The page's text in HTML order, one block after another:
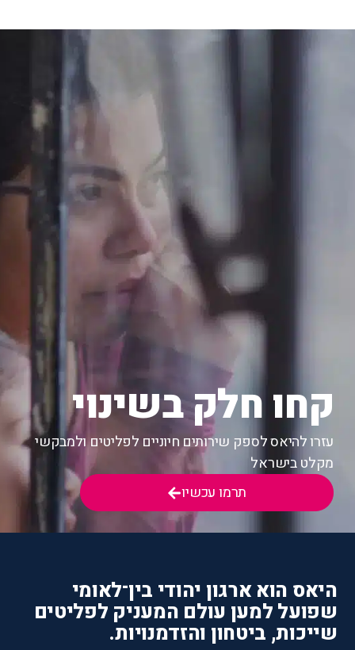
קחו חלק בשינוי
עזרו להיאס לספק שירותים חיוניים לפליטים ולמבקשי
מקלט בישראל
תרמו עכשיו
היאס הוא ארגון יהודי בין־לאומי
שפועל למען עולם המעניק לפליטים
שייכות, ביטחון והזדמנויות.